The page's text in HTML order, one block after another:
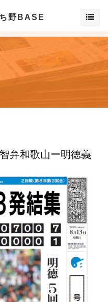
野BASE
弁和歌山ー明徳義